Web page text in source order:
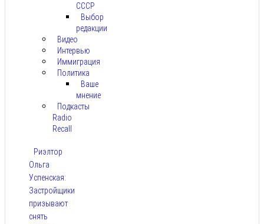
СССР
Выбор
редакции
Видео
Интервью
Иммиграция
Политика
Ваше
мнение
Подкасты
Radio
Recall
Риэлтор
Ольга
Успенская:
Застройщики
призывают
снять